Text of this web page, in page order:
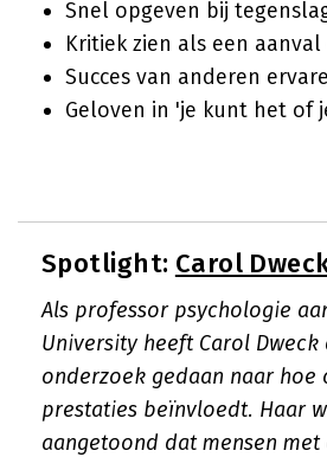
Snel opgeven bij
Kritiek zien als een
Succes van anderen
Geloven in 'je kunt het of
Spotlight: Carol
Als professor psychologie
University heeft Carol
onderzoek gedaan naar hoe
prestaties beïnvloedt. Haar
aangetoond dat mensen